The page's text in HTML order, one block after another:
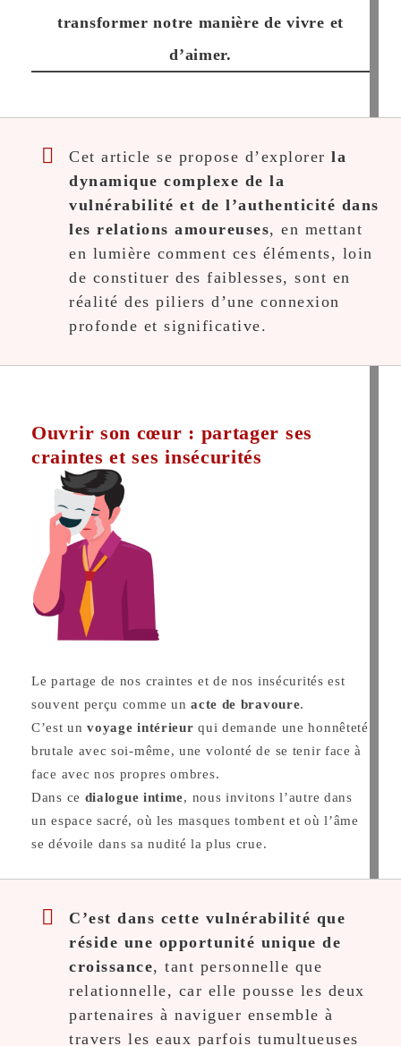
transformer notre manière de vivre et
d’aimer.
Cet article se propose d’explorerla
dynamique complexe de la
vulnérabilité et de l’authenticité dans
les relations amoureuses, en mettant
en lumière comment ces éléments, loin
de constituer des faiblesses, sont en
réalité des piliers d’une connexion
profonde et significative.
Ouvrir son cœur : partager ses
craintes et ses insécurités
Le partage de nos craintes et de nos insécurités est
souvent perçu comme unacte de bravoure.
C’est unvoyage intérieur qui demande une honnêteté
brutale avec soi-même, une volonté de se tenir face à
face avec nos propres ombres.
Dans ce dialogue intime, nous invitons l’autre dans
un espace sacré, où les masques tombent et où l’âme
se dévoile dans sa nudité la plus crue.
C’est dans cette vulnérabilité que
réside une opportunité unique de
croissance, tant personnelle que
relationnelle, car elle pousse les deux
partenaires à naviguer ensemble à
travers les eaux parfois tumultueuses